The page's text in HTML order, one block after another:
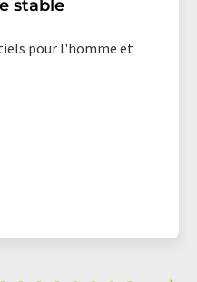
stable
pour l'homme et